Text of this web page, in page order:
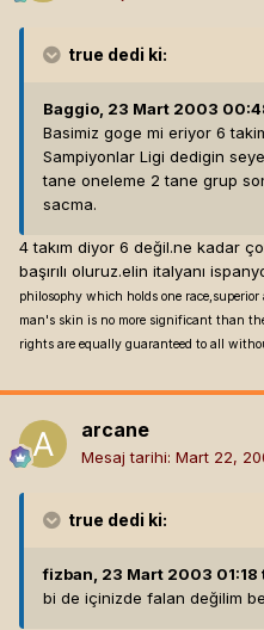
true dedi ki:
Baggio, 23 Mart 2003
Basimiz goge mi eriyor 6
Sampiyonlar Ligi dedigin
tane oneleme 2 tane grup
sacma.
4 takım diyor 6 değil.ne kadar
başırılı oluruz.elin italyanı
philosophy which holds one
man's skin is no more significant than
rights are equally guaranteed to all
arcane
Mesaj tarihi: Mart 22,
true dedi ki:
fizban, 23 Mart 2003
bi de içinizde falan değilim